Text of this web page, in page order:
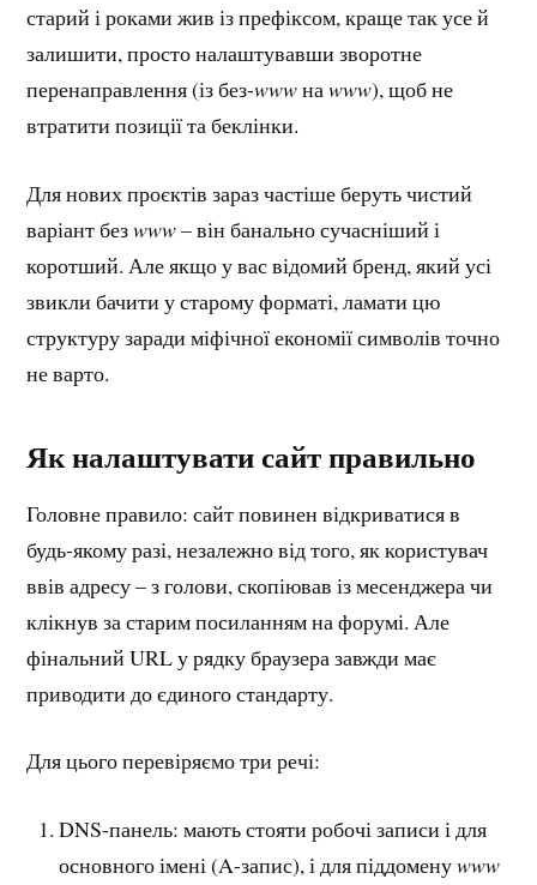
старий і роками жив із префіксом, краще так усе й
залишити, просто налаштувавши зворотне
перенаправлення (із без-wwwнаwww), щоб не
втратити позиції та беклінки.
Для нових проєктів зараз частіше беруть чистий
варіант безwww– він банально сучасніший і
коротший. Але якщо у вас відомий бренд, який усі
звикли бачити у старому форматі, ламати цю
структуру заради міфічної економії символів точно
не варто.
Як налаштувати сайт правильно
Головне правило: сайт повинен відкриватися в
будь-якому разі, незалежно від того, як користувач
ввів адресу – з голови, скопіював із месенджера чи
клікнув за старим посиланням на форумі. Але
фінальний URL у рядку браузера завжди має
приводити до єдиного стандарту.
Для цього перевіряємо три речі:
DNS-панель: мають стояти робочі записи і для
основного імені (A-запис), і для піддоменуwww